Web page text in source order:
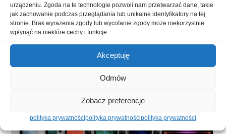
urządzeniu. Zgoda na te technologie pozwoli nam przetwarzać dane, takie
jak zachowanie podczas przeglądania lub unikalne identyfikatory na tej
stronie. Brak wyrażenia zgody lub wycofanie zgody może niekorzystnie
wpłynąć na niektóre cechy i funkcje.
Akceptuję
Odmów
Zobacz preferencje
polityka prywatnościpolityka prywatnościpolityka prywatności